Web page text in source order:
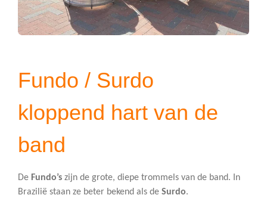
Fundo / Surdo
kloppend hart van de
band
De Fundo’s zijn de grote, diepe trommels van de band. In
Brazilië staan ze beter bekend als de Surdo.